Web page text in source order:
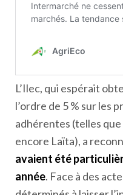
L’Ilec, qui espérait
l’ordre de 5 % sur les
adhérentes (telles
encore Laïta), a
avaient été
année. Face à des